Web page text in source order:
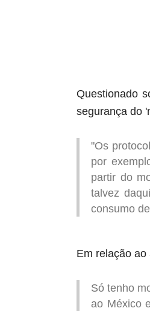
Questionado
segurança do
"Os
por
partir do
talvez
consumo
Em relação
Só tenho
ao México